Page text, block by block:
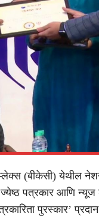
(बीकेसी) येथील
पत्रकार आणि
पुरस्कार’